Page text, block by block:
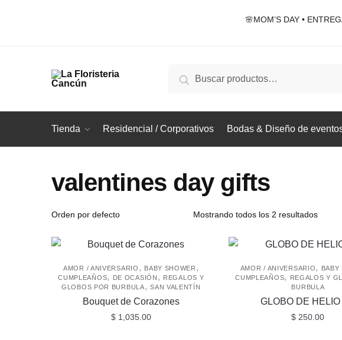
🌸MOM’S DAY •
por:
Buscar
Tienda Residencial / Corporativos Bodas & Diseño de
valentines day gifts
Mostrando todos los 2 resultados
AMOR / ANIVERSARIO , BABY SHOWER ,
CUMPLEAÑOS, DE OCASIÓN , REGALOS Y
GLOBOS POR BURBULA,SAN VALENTÍN
Bouquet de Corazones
$1,035.00
AMOR / ANIVERSARIO, BABY
CUMPLEAÑOS,
REGALOS Y
BURBULA
GLOBO DE HELIO
$ 250.00